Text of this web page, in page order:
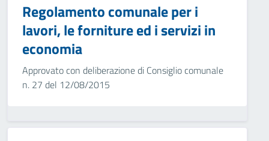
Regolamento comunale per i
lavori, le forniture ed i servizi in
economia
Approvato con deliberazione di Consiglio comunale
n. 27 del 12/08/2015